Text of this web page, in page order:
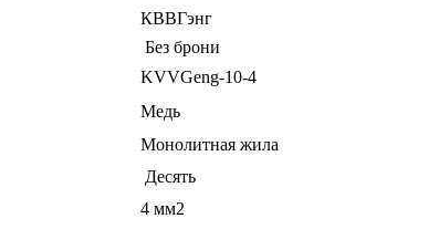
КВВГэнг
Без брони
KVVGeng-10-4
Медь
Монолитная жила
Десять
4 мм2